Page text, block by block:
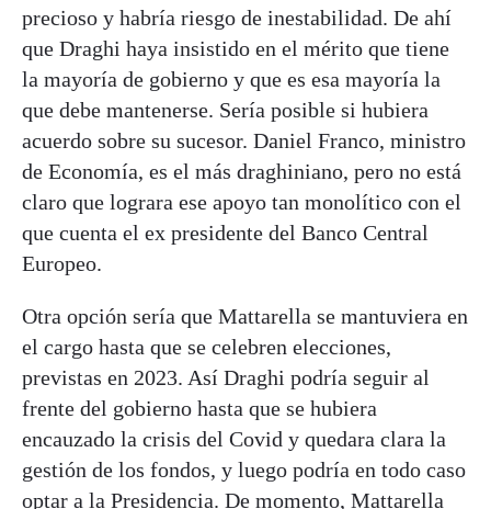
precioso y habría riesgo de inestabilidad. De ahí
que Draghi haya insistido en el mérito que tiene
la mayoría de gobierno y que es esa mayoría la
que debe mantenerse. Sería posible si hubiera
acuerdo sobre su sucesor. Daniel Franco, ministro
de Economía, es el más draghiniano, pero no está
claro que lograra ese apoyo tan monolítico con el
que cuenta el ex presidente del Banco Central
Europeo.
Otra opción sería que Mattarella se mantuviera en
el cargo hasta que se celebren elecciones,
previstas en 2023. Así Draghi podría seguir al
frente del gobierno hasta que se hubiera
encauzado la crisis del Covid y quedara clara la
gestión de los fondos, y luego podría en todo caso
optar a la Presidencia. De momento, Mattarella